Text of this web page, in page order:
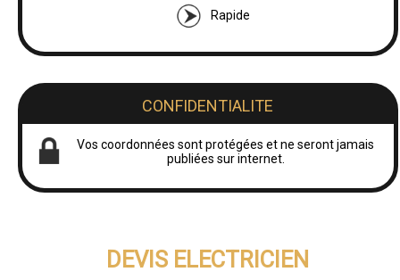
Rapide
CONFIDENTIALITE
Vos coordonnées sont protégées et ne seront jamais
publiées sur internet.
DEVIS ELECTRICIEN